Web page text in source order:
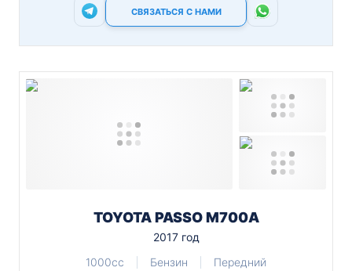
СВЯЗАТЬСЯ С НАМИ
TOYOTA PASSO M700A
2017 год
1000cc
Бензин Передний